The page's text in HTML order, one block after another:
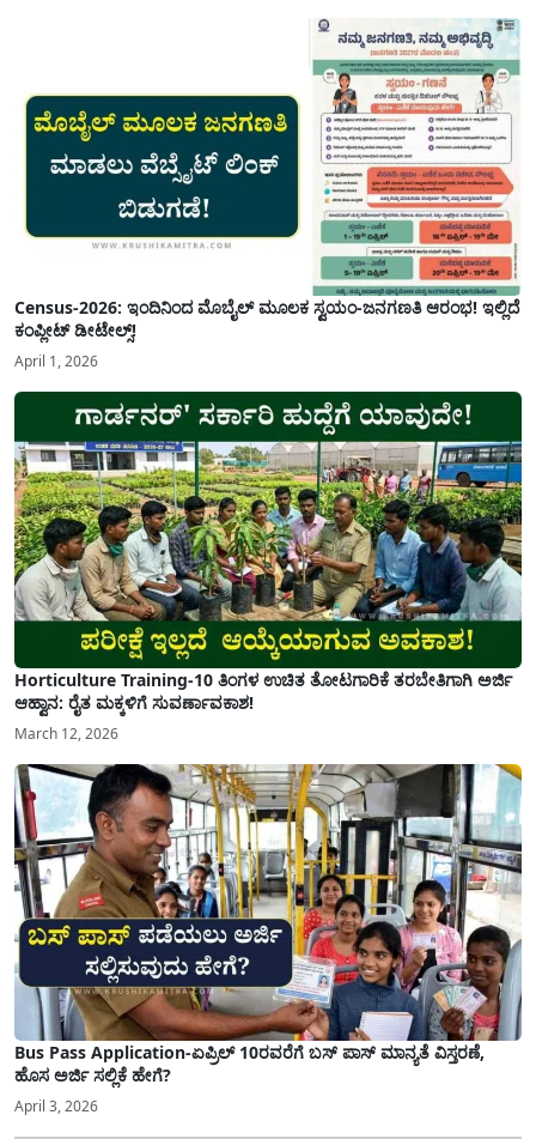
Census-2026: ಇಂದಿನಿಂದ ಮೊಬೈಲ್ ಮೂಲಕ ಸ್ವಯಂ-ಜನಗಣತಿ ಆರಂಭ! ಇಲ್ಲಿದೆ
ಕಂಪ್ಲೀಟ್ ಡೀಟೇಲ್ಸ್!
April 1, 2026
Horticulture Training-10 ತಿಂಗಳ ಉಚಿತ ತೋಟಗಾರಿಕೆ ತರಬೇತಿಗಾಗಿ ಅರ್ಜಿ
ಆಹ್ವಾನ: ರೈತ ಮಕ್ಕಳಿಗೆ ಸುವರ್ಣಾವಕಾಶ!
March 12, 2026
Bus Pass Application-ಏಪ್ರಿಲ್ 10ರವರೆಗೆ ಬಸ್ ಪಾಸ್ ಮಾನ್ಯತೆ ವಿಸ್ತರಣೆ,
ಹೊಸ ಅರ್ಜಿ ಸಲ್ಲಿಕೆ ಹೇಗೆ?
April 3, 2026